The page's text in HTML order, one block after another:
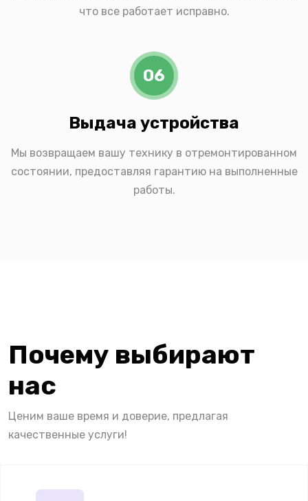
что все работает исправно.
06
Выдача устройства
Мы возвращаем вашу технику в отремонтированном
состоянии, предоставляя гарантию на выполненные
работы.
Почему выбирают
нас
Ценим ваше время и доверие, предлагая
качественные услуги!